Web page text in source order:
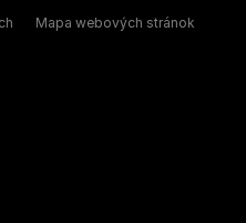
Mapa webových stránok